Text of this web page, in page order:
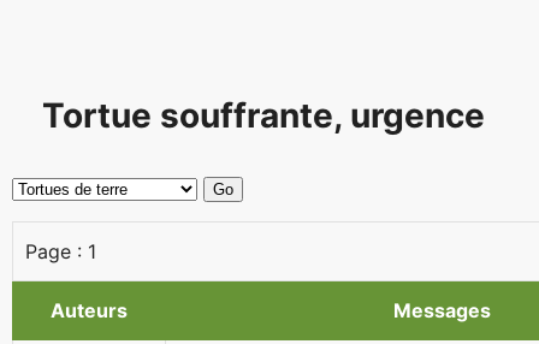
Tortue souffrante, urgence
Page : 1
Auteurs Messages